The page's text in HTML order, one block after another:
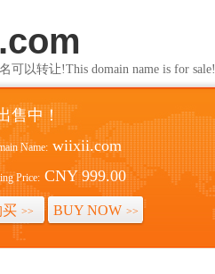
可以转让!This domain name is for sale!
售中！
Name: wiixii.com
Price: CNY 999.00
买 >> BUY NOW >>